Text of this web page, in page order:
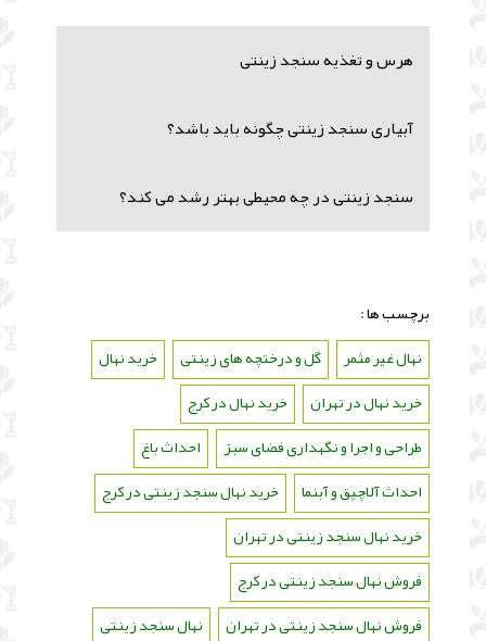
هرس و تغذیه سنجد زینتی
آبیاری سنجد زینتی چگونه باید باشد؟
سنجد زینتی در چه محیطی بهتر رشد می کند؟
برچسب ها :
نهال غیر مثمر
گل و درختچه های زینتی خرید نهال
خرید نهال در تهران
خرید نهال در کرج
طراحی و اجرا و نگهداری فضای سبز
احداث باغ
احداث آلاچیق و آبنما
خرید نهال سنجد زینتی در کرج
خرید نهال سنجد زینتی در تهران
فروش نهال سنجد زینتی در کرج
فروش نهال سنجد زینتی در تهران
نهال سنجد زینتی